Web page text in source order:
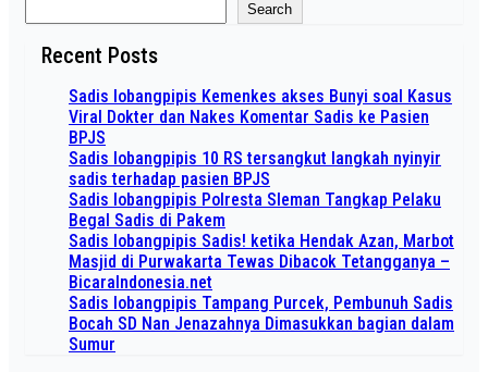
Search
Recent Posts
Sadis lobangpipis Kemenkes akses Bunyi soal Kasus
Viral Dokter dan Nakes Komentar Sadis ke Pasien
BPJS
Sadis lobangpipis 10 RS tersangkut langkah nyinyir
sadis terhadap pasien BPJS
Sadis lobangpipis Polresta Sleman Tangkap Pelaku
Begal Sadis di Pakem
Sadis lobangpipis Sadis! ketika Hendak Azan, Marbot
Masjid di Purwakarta Tewas Dibacok Tetangganya –
BicaraIndonesia.net
Sadis lobangpipis Tampang Purcek, Pembunuh Sadis
Bocah SD Nan Jenazahnya Dimasukkan bagian dalam
Sumur